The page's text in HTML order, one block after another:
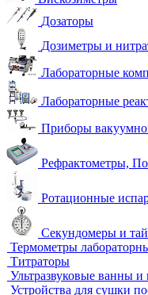
Дозаторы
Дозиметры и
Лабораторные
Лабораторные
Приборы
Рефрактометры,
Ротационные
Секундомеры и
Термометры